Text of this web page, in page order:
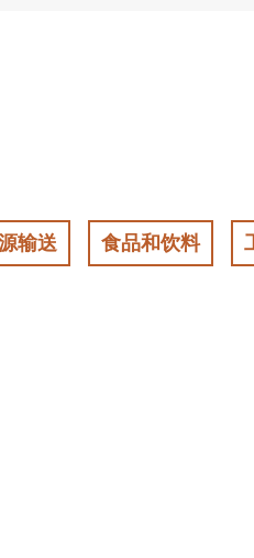
输送 食品和饮料